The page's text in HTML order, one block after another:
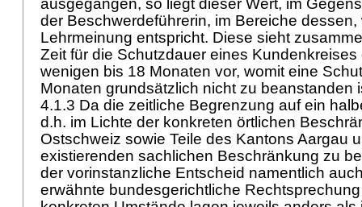
ausgegangen, so liegt dieser Wert, im
der Beschwerdeführerin, im Bereiche dessen,
Lehrmeinung entspricht. Diese sieht
Zeit für die Schutzdauer eines
wenigen bis 18 Monaten vor, womit eine
Monaten grundsätzlich nicht zu beanstanden
4.1.3 Da die zeitliche Begrenzung auf ein
d.h. im Lichte der konkreten örtlichen
Ostschweiz sowie Teile des Kantons Aargau
existierenden sachlichen Beschränkung zu
der vorinstanzliche Entscheid namentlich
erwähnte bundesgerichtliche